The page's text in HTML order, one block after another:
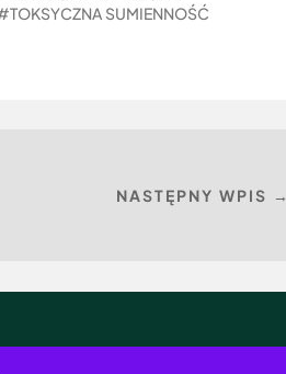
TOKSYCZNA SUMIENNOŚĆ
NASTĘPNY WPIS →